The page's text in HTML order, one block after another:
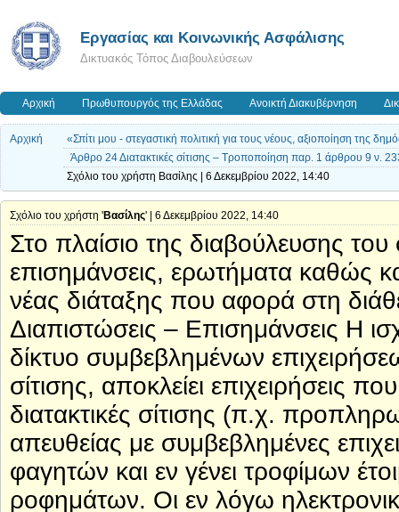
Εργασίας και Κοινωνικής Ασφάλισης
Δικτυακός Τόπος Διαβουλεύσεων
Αρχική Πρωθυπουργός της Ελλάδας Ανοικτή Διακυβέρνηση
Αρχική
«Σπίτι μου - στεγαστική πολιτική για τους νέους, αξιοποίηση της
Άρθρο 24 Διατακτικές σίτισης – Τροποποίηση παρ. 1 άρθρου 9 ν.
Σχόλιο του χρήστη Βασίλης | 6 Δεκεμβρίου 2022, 14:40
Σχόλιο του χρήστη 'Βασίλης' | 6 Δεκεμβρίου 2022, 14:40
Στο πλαίσιο της διαβούλευσης του
επισημάνσεις, ερωτήματα καθώς
νέας διάταξης που αφορά στη
Διαπιστώσεις – Επισημάνσεις Η
δίκτυο συμβεβλημένων
σίτισης, αποκλείει επιχειρήσεις
διατακτικές σίτισης (π.χ.
απευθείας με συμβεβλημένες
φαγητών και εν γένει τροφίμων
ροφημάτων. Οι εν λόγω